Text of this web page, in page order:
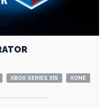
XBOX SERIES X|S XONE